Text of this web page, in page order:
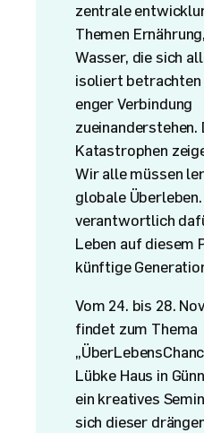
zentrale
Themen
Wasser, die sich
isoliert betrachten
enger Verbindung
zueinanderstehen.
Katastrophen
Wir alle müssen
globale
verantwortlich
Leben auf diesem
künftige
Vom 24. bis 28.
findet zum Thema
Lübke Haus in
ein kreatives
sich dieser